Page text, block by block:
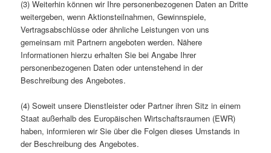
(3) Weiterhin können wir Ihre personenbezogenen Daten an Dritte
weitergeben, wenn Aktionsteilnahmen, Gewinnspiele,
Vertragsabschlüsse oder ähnliche Leistungen von uns
gemeinsam mit Partnern angeboten werden. Nähere
Informationen hierzu erhalten Sie bei Angabe Ihrer
personenbezogenen Daten oder untenstehend in der
Beschreibung des Angebotes.
(4) Soweit unsere Dienstleister oder Partner ihren Sitz in einem
Staat außerhalb des Europäischen Wirtschaftsraumen (EWR)
haben, informieren wir Sie über die Folgen dieses Umstands in
der Beschreibung des Angebotes.